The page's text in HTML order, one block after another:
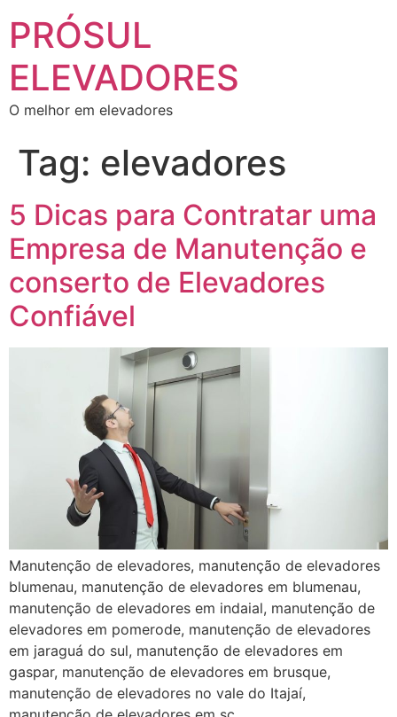
PRÓSUL
ELEVADORES
O melhor em elevadores
Tag: elevadores
5 Dicas para Contratar uma
Empresa de Manutenção e
conserto de Elevadores
Confiável
Manutenção de elevadores, manutenção de elevadores
blumenau, manutenção de elevadores em blumenau,
manutenção de elevadores em indaial, manutenção de
elevadores em pomerode, manutenção de elevadores
em jaraguá do sul, manutenção de elevadores em
gaspar, manutenção de elevadores em brusque,
manutenção de elevadores no vale do Itajaí,